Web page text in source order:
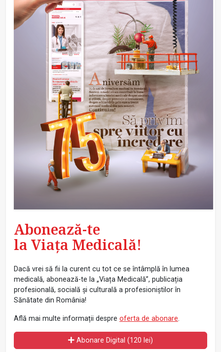
Abonează-te
la Viața Medicală!
Dacă vrei să fii la curent cu tot ce se întâmplă în lumea
medicală, abonează-te la „Viața Medicală”, publicația
profesională, socială și culturală a profesioniștilor în
Sănătate din România!
Află mai multe informații despre oferta de abonare.
Abonare Digital (120 lei)